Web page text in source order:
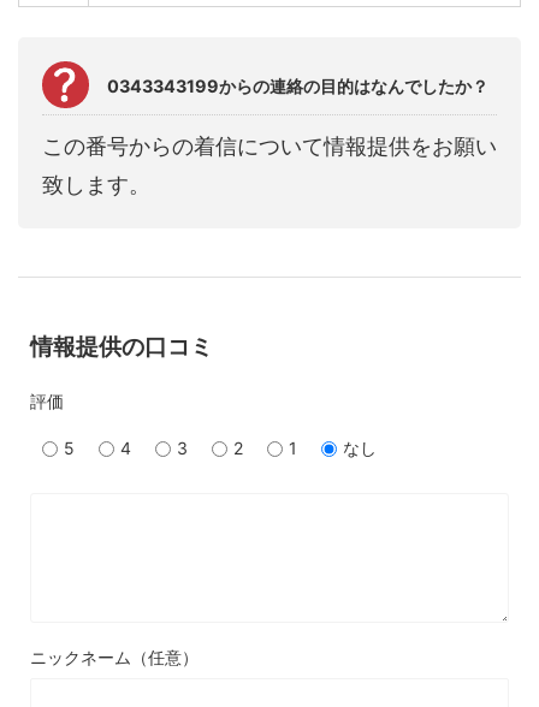
0343343199からの連絡の目的はなんでしたか？
この番号からの着信について情報提供をお願い
致します。
情報提供の口コミ
評価
5 4 3 2 1 なし
ニックネーム（任意）